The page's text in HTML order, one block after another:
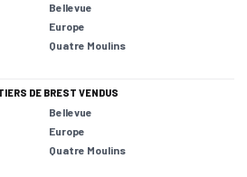
Bellevue
Europe
Quatre Moulins
DE BREST VENDUS
Bellevue
Europe
Quatre Moulins